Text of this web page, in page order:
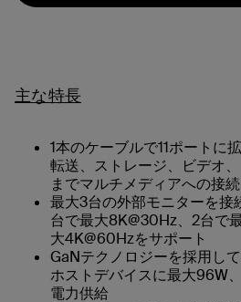
主な特長
1本のケーブルで11ポートに
転送、ストレージ、ビデオ
までマルチメディアへの接続
最大3台の外部モニターを接
台で最大8K@30Hz、2台で
大4K@60Hzをサポート
GaNテクノロジーを採用し
ホストデバイスに最大96W
電力供給